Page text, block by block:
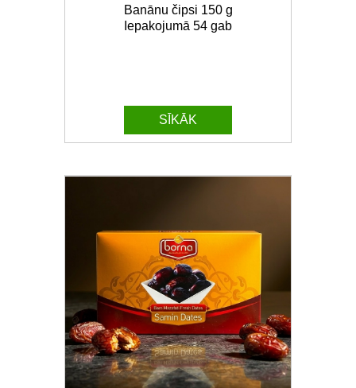
Banānu čipsi 150 g
Iepakojumā 54 gab
SĪKĀK